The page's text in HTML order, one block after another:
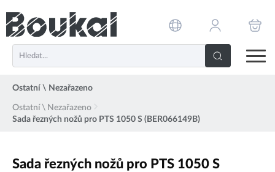
Ostatní \ Nezařazeno
Ostatní \ Nezařazeno
Sada řezných nožů pro PTS 1050 S (BER066149B)
Sada řezných nožů pro PTS 1050 S